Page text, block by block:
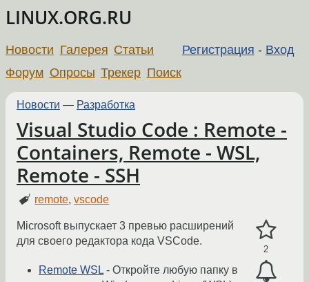
LINUX.ORG.RU
Регистрация - Вход
Новости Галерея Статьи
Форум Опросы Трекер Поиск
Новости — Разработка
Visual Studio Code : Remote -
Containers, Remote - WSL,
Remote - SSH
remote,vscode
2
Microsoft выпускает 3 превью расширений
для своего редактора кода VSCode.
Remote WSL- Откройте любую папку в